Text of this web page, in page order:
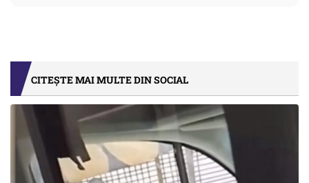
CITEȘTE MAI MULTE DIN SOCIAL